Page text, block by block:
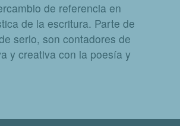
de referencia en
de la escritura. Parte de
serlo, son contadores de
y creativa con la poesía y